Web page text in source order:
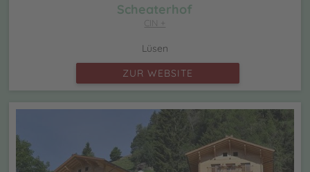
Scheaterhof
CIN +
Lüsen
ZUR WEBSITE